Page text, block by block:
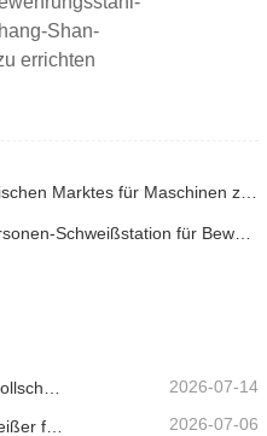
Modell 1600 Bewehrungskorb-Rollschweißmaschine nach Australien versandt 2026-07-14
2026-07-06